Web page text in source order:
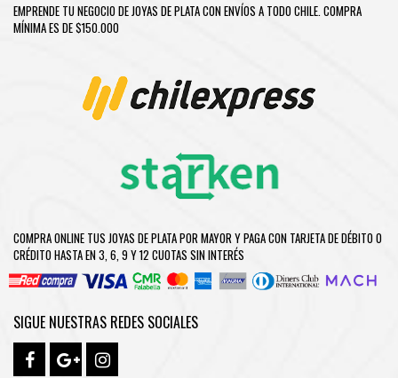
EMPRENDE TU NEGOCIO DE JOYAS DE PLATA CON ENVÍOS A TODO CHILE. COMPRA
MÍNIMA ES DE $150.000
COMPRA ONLINE TUS JOYAS DE PLATA POR MAYOR Y PAGA CON TARJETA DE DÉBITO O
CRÉDITO HASTA EN 3, 6, 9 Y 12 CUOTAS SIN INTERÉS
SIGUE NUESTRAS REDES SOCIALES